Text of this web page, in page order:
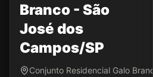
Branco - São
José dos
Campos/SP
Conjunto Residencial Galo